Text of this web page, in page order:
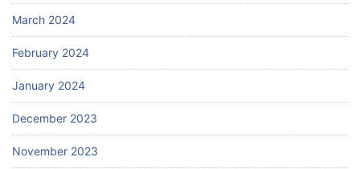
March 2024
February 2024
January 2024
December 2023
November 2023